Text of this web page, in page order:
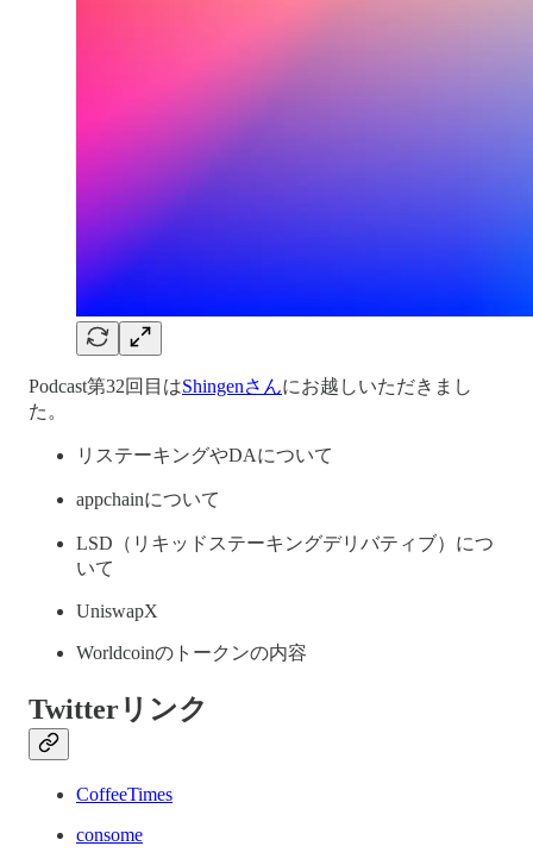
Podcast第32回目はShingenさんにお越しいただきまし
た。
リステーキングやDAについて
appchainについて
LSD（リキッドステーキングデリバティブ）につ
いて
UniswapX
Worldcoinのトークンの内容
Twitterリンク
CoffeeTimes
consome